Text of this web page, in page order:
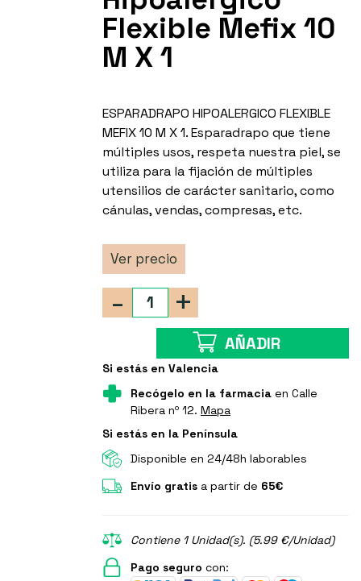
Flexible Mefix 10
M X 1
ESPARADRAPO HIPOALERGICO FLEXIBLE
MEFIX 10 M X 1. Esparadrapo que tiene
múltiples usos, respeta nuestra piel, se
utiliza para la fijación de múltiples
utensilios de carácter sanitario, como
cánulas, vendas, compresas, etc.
Ver precio
+
-
AÑADIR
Si estás en Valencia
Recógelo en la farmacia en Calle
Ribera nº 12.Mapa
Si estás en la Península
Disponible en 24/48h laborables
Envío gratis a partir de 65€
Contiene 1 Unidad(s). (5.99 €/Unidad)
Pago seguro con: